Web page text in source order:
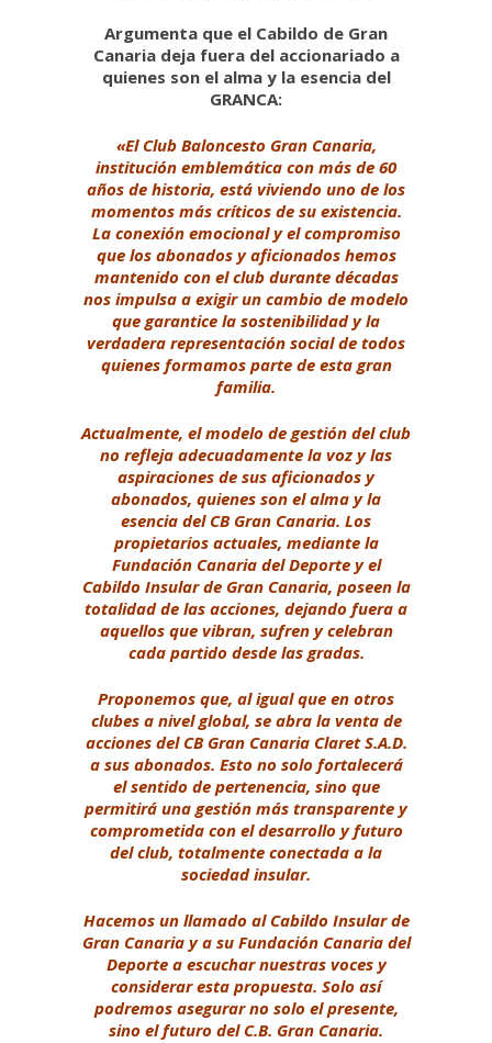
Argumenta que el Cabildo de Gran
Canaria deja fuera del accionariado a
quienes son el alma y la esencia del
GRANCA:
«El Club Baloncesto Gran Canaria,
institución emblemática con más de 60
años de historia, está viviendo uno de los
momentos más críticos de su existencia.
La conexión emocional y el compromiso
que los abonados y aficionados hemos
mantenido con el club durante décadas
nos impulsa a exigir un cambio de modelo
que garantice la sostenibilidad y la
verdadera representación social de todos
quienes formamos parte de esta gran
familia.
Actualmente, el modelo de gestión del club
no refleja adecuadamente la voz y las
aspiraciones de sus aficionados y
abonados, quienes son el alma y la
esencia del CB Gran Canaria. Los
propietarios actuales, mediante la
Fundación Canaria del Deporte y el
Cabildo Insular de Gran Canaria, poseen la
totalidad de las acciones, dejando fuera a
aquellos que vibran, sufren y celebran
cada partido desde las gradas.
Proponemos que, al igual que en otros
clubes a nivel global, se abra la venta de
acciones del CB Gran Canaria Claret S.A.D.
a sus abonados. Esto no solo fortalecerá
el sentido de pertenencia, sino que
permitirá una gestión más transparente y
comprometida con el desarrollo y futuro
del club, totalmente conectada a la
sociedad insular.
Hacemos un llamado al Cabildo Insular de
Gran Canaria y a su Fundación Canaria del
Deporte a escuchar nuestras voces y
considerar esta propuesta. Solo así
podremos asegurar no solo el presente,
sino el futuro del C.B. Gran Canaria.